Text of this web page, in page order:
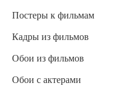
Постеры к фильмам
Кадры из фильмов
Обои из фильмов
Обои с актерами